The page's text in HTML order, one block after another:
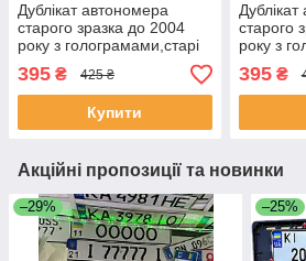
Дублікат автономера
старого зразка до 2004
року з голограмами,старі
номерні знаки
395 ₴ 425 ₴
Купити
старого
року з
номерні
395₴
Акційні пропозиції та новинки
–29% –25%